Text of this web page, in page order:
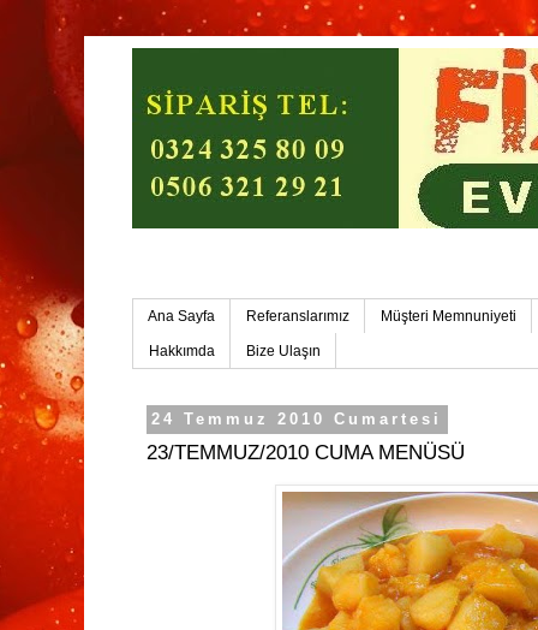
Ana Sayfa Referanslarımız Müşteri Memnuniyeti
Hakkımda Bize Ulaşın
24 Temmuz 2010 Cumartesi
23/TEMMUZ/2010 CUMA MENÜSÜ